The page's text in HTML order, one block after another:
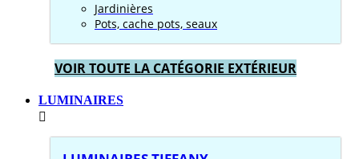
Jardinières
Pots, cache pots, seaux
VOIR TOUTE LA CATÉGORIE EXTÉRIEUR
LUMINAIRES